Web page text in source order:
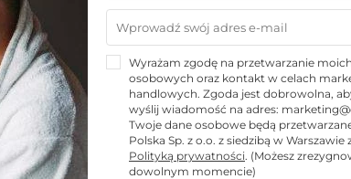
nad morzem Pobierowo noclegi Hotel
Resort Pobierowo
Pobierowo – 4★ hotel nad morzem, 20 m
i relaks w pierwszej linii brzegowej.
Wyrażam zgodę na przetwarzanie
osobowych oraz kontakt w celach
handlowych. Zgoda jest dobrowolna,
wyślij wiadomość na adres:
Twoje dane osobowe będą
Polska Sp. z o.o. z siedzibą w Warszawie
Polityką prywatności. (Możesz
dowolnym momencie)